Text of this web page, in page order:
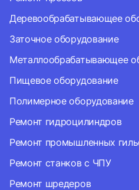
Деревообрабатывающее
Заточное оборудование
Металлообрабатывающее
Пищевое оборудование
Полимерное оборудование
Ремонт гидроцилиндров
Ремонт промышленных
Ремонт станков с ЧПУ
Ремонт шредеров